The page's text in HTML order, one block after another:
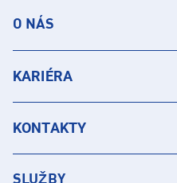
O NÁS
KARIÉRA
KONTAKTY
SLUŽBY